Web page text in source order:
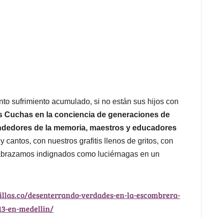
sufrimiento acumulado, si no están sus hijos con
en la conciencia de generaciones de
de la memoria, maestros y educadores
cantos, con nuestros grafitis llenos de gritos, con
indignados como luciérnagas en un
desenterrando-verdades-en-la-escombrera-
en-medellin/